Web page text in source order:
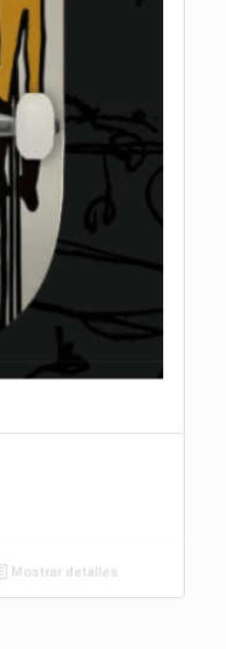
Mostrar detalles